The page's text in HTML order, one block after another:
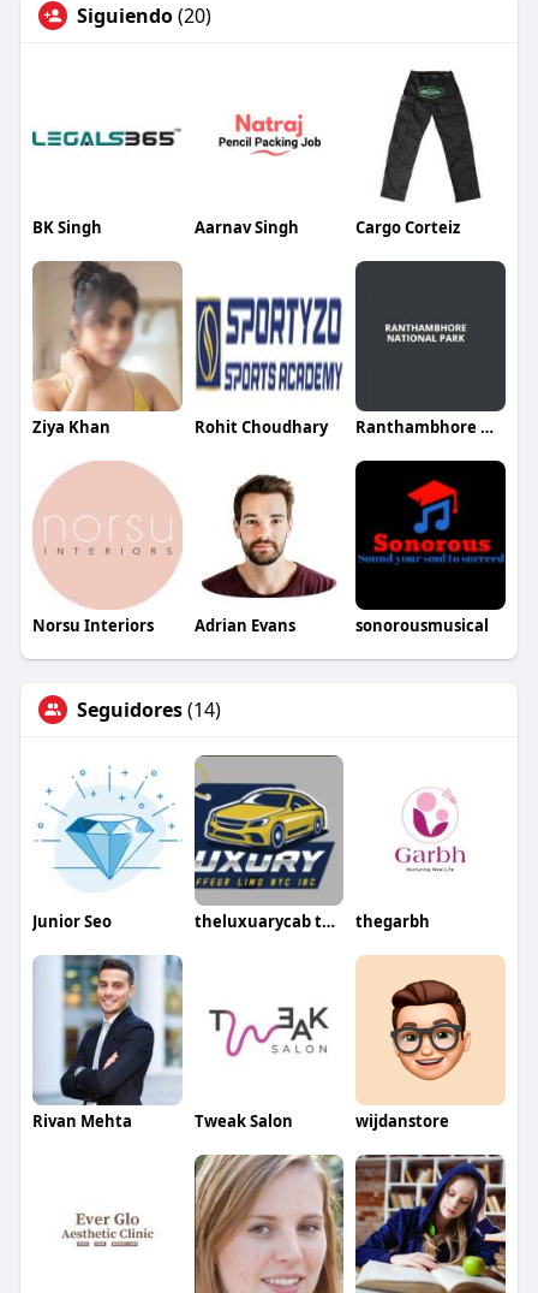
Siguiendo(20)
BK Singh Aarnav Singh Cargo Corteiz
Ziya Khan Rohit Choudhary Ranthambhore National Park
Norsu Interiors Adrian Evans sonorousmusical
Seguidores(14)
Junior Seo theluxuarycab theluxuarycab thegarbh
Rivan Mehta Tweak Salon wijdanstore